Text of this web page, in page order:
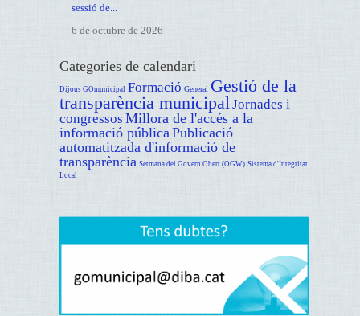
sessió de...
6 de octubre de 2026
Categories de calendari
Dijous GOmunicipal Formació General Gestió de la
transparència municipal Jornades i
congressos Millora de l'accés a la
informació pública Publicació
automatitzada d'informació de
transparència Setmana del Govern Obert (OGW) Sistema d'Integritat
Local